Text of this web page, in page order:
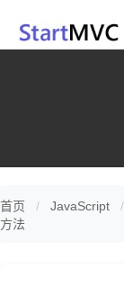
首页 JavaScript
方法